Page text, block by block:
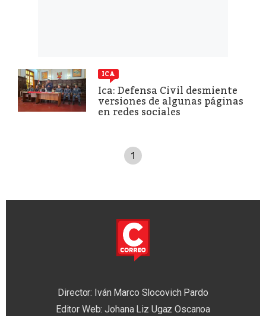
ICA
Ica: Defensa Civil desmiente
versiones de algunas páginas
en redes sociales
1
Director: Iván Marco Slocovich Pardo
Editor Web: Johana Liz Ugaz Oscanoa